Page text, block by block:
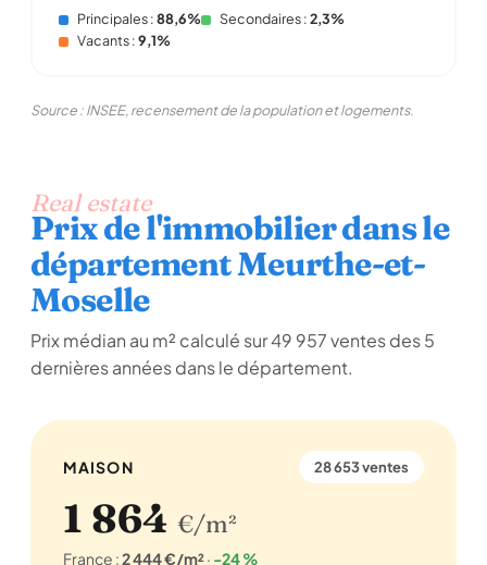
Principales :88,6% Secondaires :2,3%
Vacants :9,1%
Source : INSEE, recensement de la population et logements.
Real estate
Prix de l'immobilier dans le
département Meurthe-et-
Moselle
Prix médian au m² calculé sur 49 957 ventes des 5
dernières années dans le département.
MAISON 28 653 ventes
1 864 €/m²
France :2 444 €/m²· -24 %